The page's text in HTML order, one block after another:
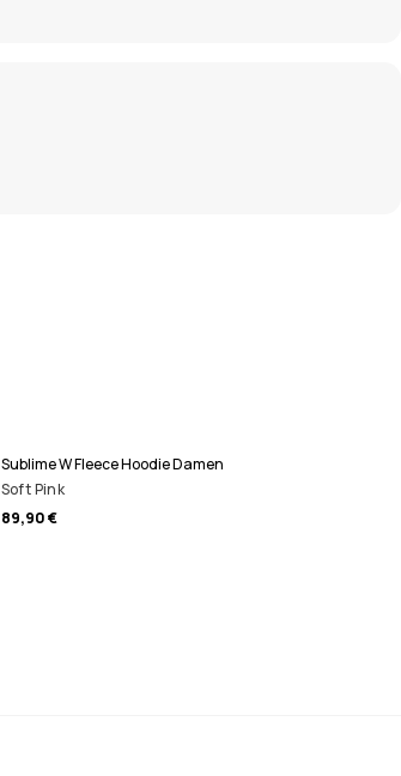
Sublime W Fleece Hoodie Damen
Soft Pink
89,90 €